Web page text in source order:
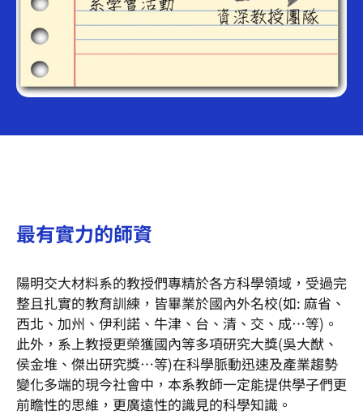
最有實力的師資
陽明交大材料系的教授們專精於各方科學領域，受過完
整且扎實的教育訓練，皆畢業於國內外名校(如: 麻省、
西北、加州、伊利諾、牛津、台、清、交、成…等)。
此外，系上教授更榮獲國內等多項研究大獎(吳大猷、
侯金堆、傑出研究獎…等)在科學脈動迅速及產業趨勢
變化多端的現今社會中，本系教師一定能提供學子們更
前瞻性的思維，更廣遠性的識見的科學知識。